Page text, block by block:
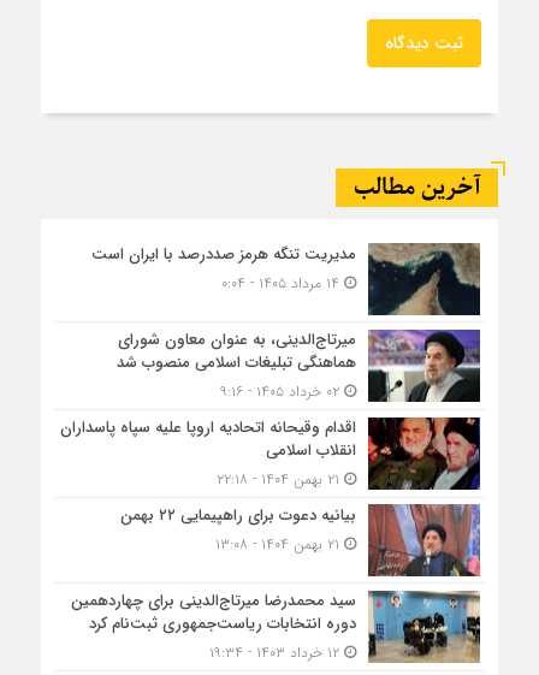
ثبت دیدگاه
آخرین مطالب
مدیریت تنگه هرمز صددرصد با ایران است
میرتاج‌الدینی، به عنوان معاون شورای
هماهنگی تبلیغات اسلامی منصوب شد
۰۲ خرداد ۱۴۰۵ - ۹:۱۶
اقدام وقیحانه اتحادیه اروپا علیه سپاه پاسداران
انقلاب اسلامی
بیانیه دعوت برای راهپیمایی ۲۲ بهمن
سید محمدرضا میرتاج‌الدینی برای چهاردهمین
دوره انتخابات ریاست‌جمهوری ثبت‌نام کرد
۱۲ خرداد ۱۴۰۳ - ۱۹:۳۴